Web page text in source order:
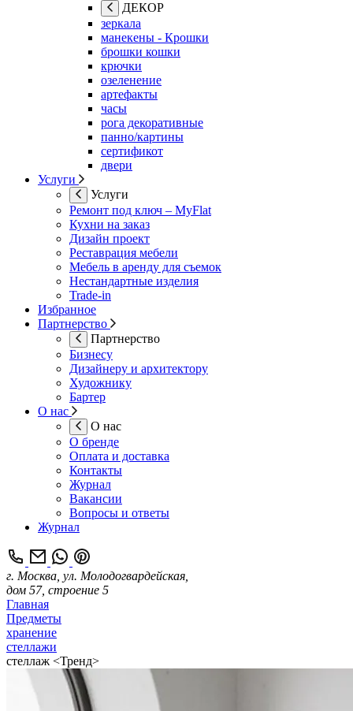
ДЕКОР
зеркала
манекены - Крошки
брошки кошки
крючки
озеленение
артефакты
часы
рога декоративные
панно/картины
сертификот
двери
Услуги
Услуги
Ремонт под ключ – MyFlat
Кухни на заказ
Дизайн проект
Реставрация мебели
Мебель в аренду для съемок
Нестандартные изделия
Trade-in
Избранное
Партнерство
Партнерство
Бизнесу
Дизайнеру и архитектору
Художнику
Бартер
О нас
О нас
О бренде
Оплата и доставка
Контакты
Журнал
Вакансии
Вопросы и ответы
Журнал
г. Москва, ул. Молодогвардейская,
дом 57, строение 5
Главная
Предметы
хранение
стеллажи
стеллаж <Тренд>